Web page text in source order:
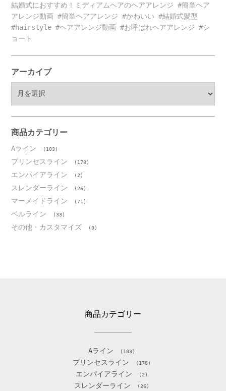
結婚式におすすめ！ミディアムヘアのヘアアレンジ #簡単ヘア
アレンジ動画 #簡単ヘアアレンジ #かわいい #結婚式髪型
#hairstyle #ヘアアレンジ動画 #お呼ばれヘアアレンジ #シ
ョート
アーカイブ
ブ
商品カテゴリー
Aライン (103)
プリンセスライン (178)
エンパイアライン (2)
スレンダーライン (26)
マーメイドライン (71)
ベルライン (33)
その他・カスタマイズ (0)
商品カテゴリー
Aライン (103)
プリンセスライン (178)
エンパイアライン (2)
スレンダーライン (26)